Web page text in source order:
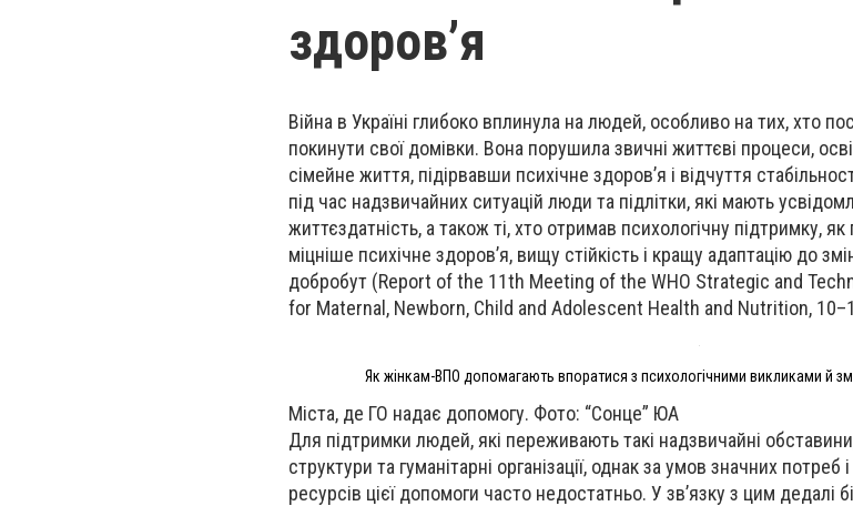
здоровʼя
Війна в Україні глибоко вплинула на людей, особливо на тих, хто
покинути свої домівки. Вона порушила звичні життєві процеси,
сімейне життя, підірвавши психічне здоров’я і відчуття
під час надзвичайних ситуацій люди та підлітки, які мають
життєздатність, а також ті, хто отримав психологічну підтримку,
міцніше психічне здоров’я, вищу стійкість і кращу адаптацію до
добробут (Report of the 11th Meeting of the WHO Strategic and
for Maternal, Newborn, Child and Adolescent Health and Nutrition,
Як жінкам-ВПО допомагають впоратися з психологічними викликами й
Міста, де ГО надає допомогу. Фото: “Сонце” ЮА
Для підтримки людей, які переживають такі надзвичайні
структури та гуманітарні організації, однак за умов значних
ресурсів цієї допомоги часто недостатньо. У зв’язку з цим дедалі